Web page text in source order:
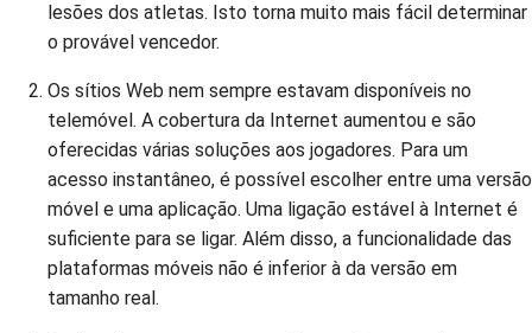
lesões dos atletas. Isto torna muito mais fácil determinar
o provável vencedor.
Os sítios Web nem sempre estavam disponíveis no
telemóvel. A cobertura da Internet aumentou e são
oferecidas várias soluções aos jogadores. Para um
acesso instantâneo, é possível escolher entre uma versão
móvel e uma aplicação. Uma ligação estável à Internet é
suficiente para se ligar. Além disso, a funcionalidade das
plataformas móveis não é inferior à da versão em
tamanho real.